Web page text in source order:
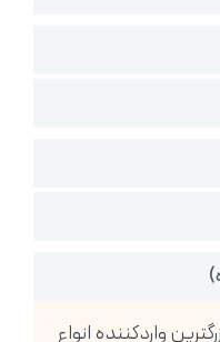
واردکننده انواع